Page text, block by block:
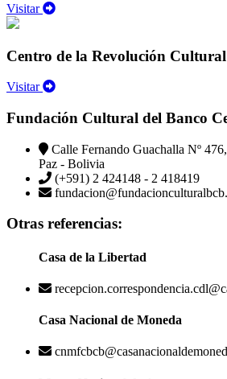
Visitar
Centro de la Revolución Cultural
Visitar
Fundación Cultural del Banco
Calle Fernando Guachalla Nº
Paz - Bolivia
(+591) 2 424148 - 2 418419
Otras referencias:
Casa de la Libertad
Casa Nacional de Moneda